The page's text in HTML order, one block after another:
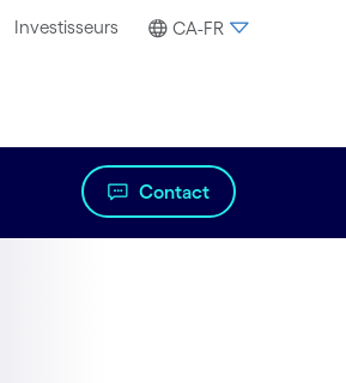
Investisseurs CA-FR
Contact